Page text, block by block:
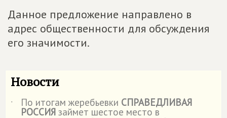
Данное предложение направлено в
адрес общественности для обсуждения
его значимости.
Новости
˙ По итогам жеребьевки СПРАВЕДЛИВАЯ
РОССИЯ займет шестое место в